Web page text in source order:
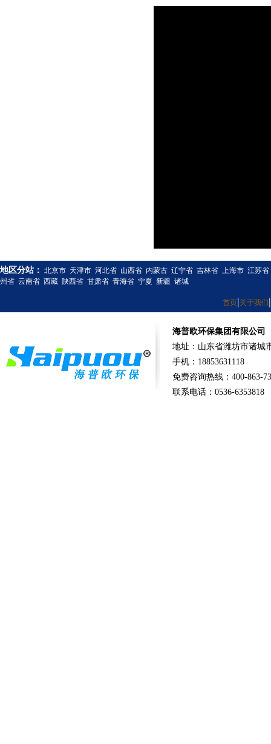
地区分站： 北京市 天津市 河北省 山西省 内蒙古 辽宁省 吉林省 上海市 江苏省
州省 云南省 西藏 陕西省 甘肃省 青海省 宁夏 新疆 诸城
首页|关于我们|
海普欧环保集团有限公司
地址：山东省潍坊市诸城
手机：18853631118
免费咨询热线：400-863-
联系电话：0536-6353818